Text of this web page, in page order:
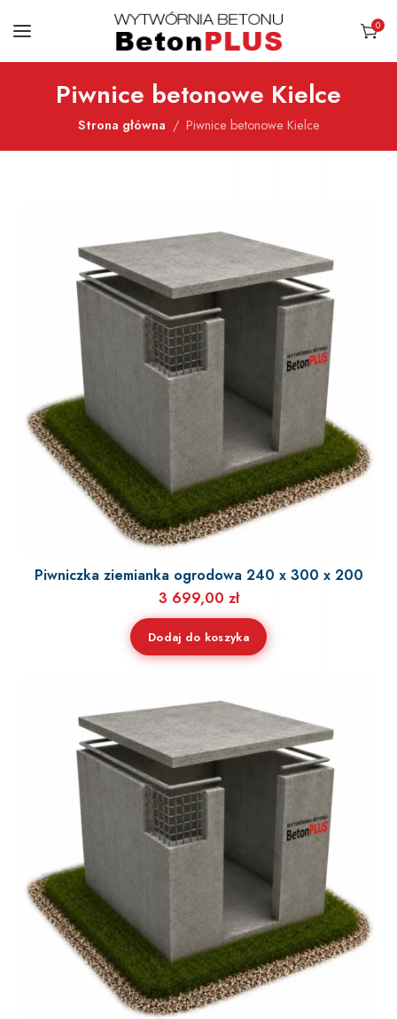
0
Piwnice betonowe Kielce
Strona główna Piwnice betonowe Kielce
Piwniczka ziemianka ogrodowa 240 x 300 x 200
3 699,00 zł
Dodaj do koszyka